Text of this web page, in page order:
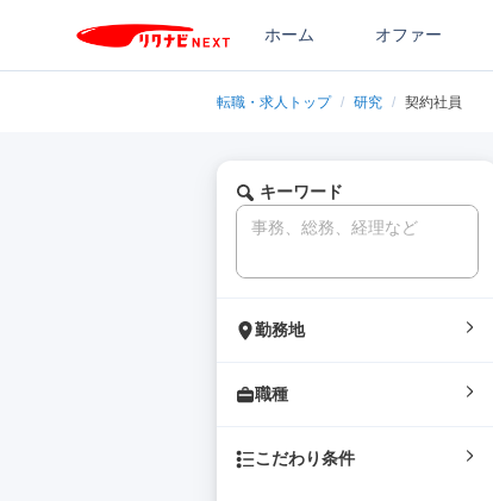
ホーム オファー
転職・求人トップ / 研究 / 契約社員
キーワード
勤務地
職種
こだわり条件